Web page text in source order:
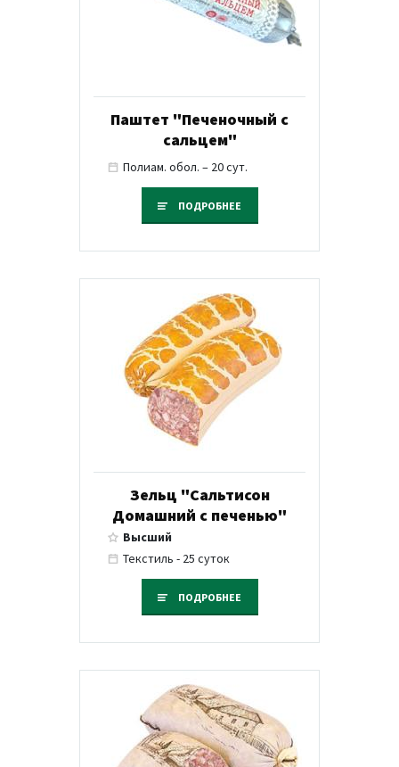
Паштет "Печеночный с
сальцем"
Полиам. обол. – 20 сут.
ПОДРОБНЕЕ
Зельц "Сальтисон
Домашний с печенью"
Высший
Текстиль - 25 суток
ПОДРОБНЕЕ